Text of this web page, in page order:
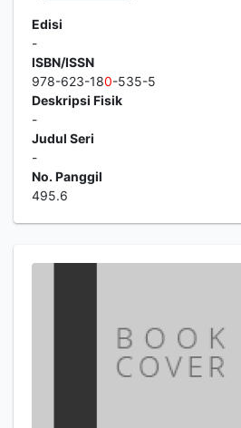
Edisi
-
ISBN/ISSN
978-623-180-535-5
Deskripsi Fisik
-
Judul Seri
-
No. Panggil
495.6